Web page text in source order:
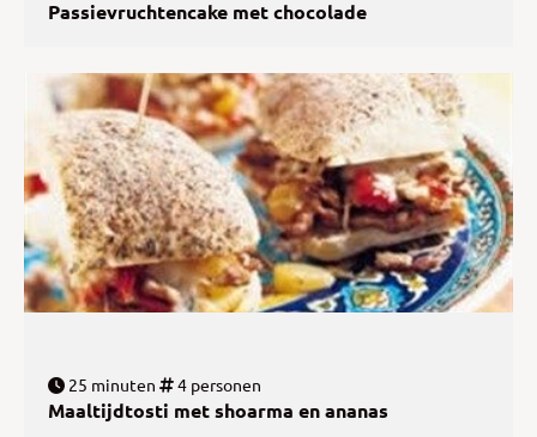
Passievruchtencake met chocolade
25 minuten 4 personen
Maaltijdtosti met shoarma en ananas